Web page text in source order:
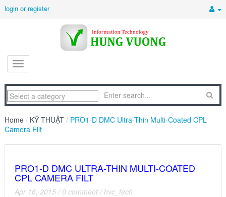
login or register
Home / KỸ THUẬT / PRO1-D DMC Ultra-Thin Multi-Coated CPL
Camera Filt
PRO1-D DMC ULTRA-THIN MULTI-COATED
CPL CAMERA FILT
Apr 16, 2015 / 0 comment /hvc_tech